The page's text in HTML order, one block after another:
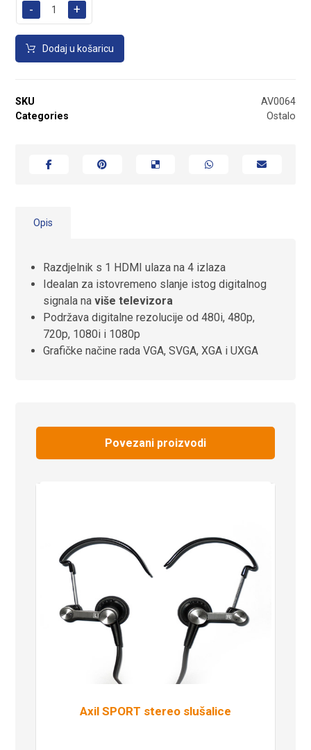
- +
Dodaj u košaricu
SKU
AV0064
Categories
Ostalo
Opis
Razdjelnik s 1 HDMI ulaza na 4 izlaza
Idealan za istovremeno slanje istog digitalnog
signala naviše televizora
Podržava digitalne rezolucije od 480i, 480p,
720p, 1080i i 1080p
Grafičke načine rada VGA, SVGA, XGA i UXGA
Povezani proizvodi
Axil SPORT stereo slušalice